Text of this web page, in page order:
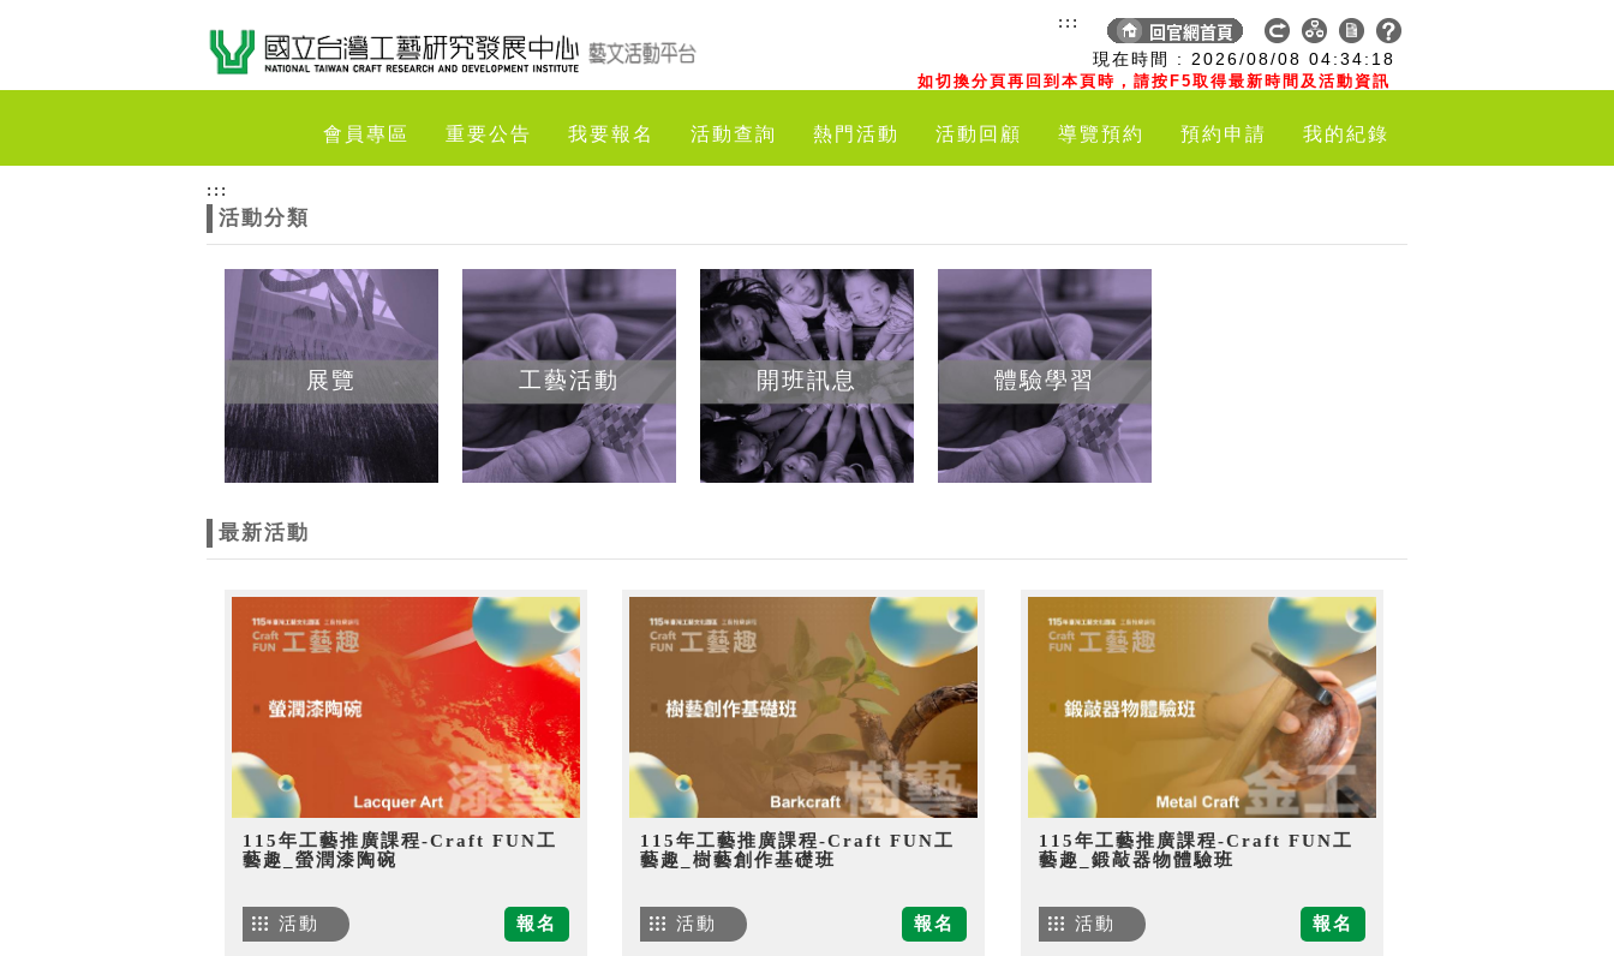
現在時間 : 2026/08/08 04:34:19
如切換分頁再回到本頁時，請按F5取得最新時間及活動資訊
:::
會員專區 重要公告 我要報名 活動查詢 熱門活動 活動回顧 導覽預約 預約申請 我的紀錄
:::
活動分類
展覽 工藝活動 開班訊息 體驗學習
最新活動
115年工藝推廣課程-Craft FUN工
藝趣_螢潤漆陶碗
報名
活動
115年工藝推廣課程-Craft FUN工
藝趣_樹藝創作基礎班
報名
活動
115年工藝推廣課程-Craft FUN工
藝趣_鍛敲器物體驗班
報名
活動